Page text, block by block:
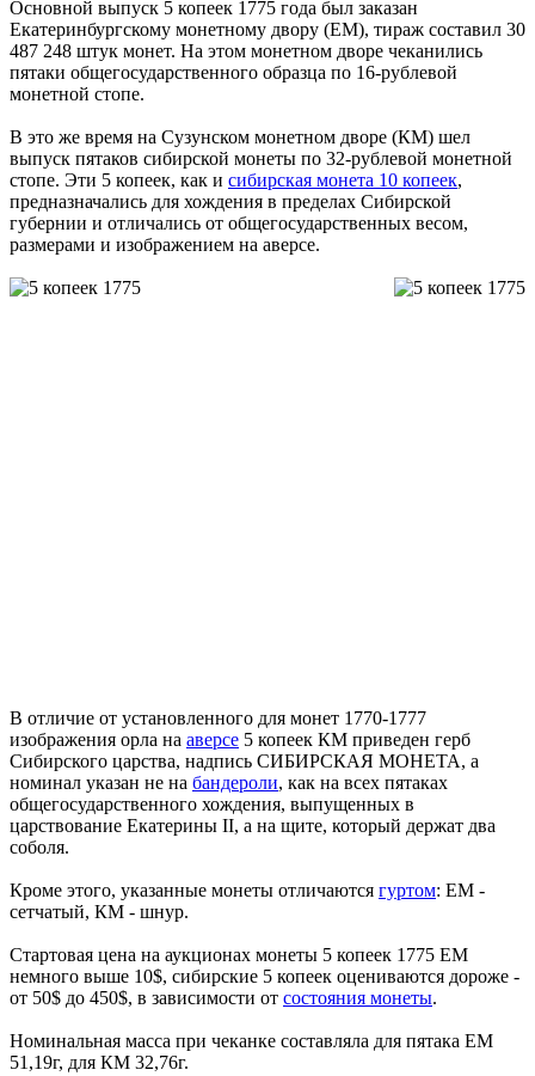
Основной выпуск 5 копеек 1775 года был заказан
Екатеринбургскому монетному двору (ЕМ), тираж составил 30
487 248 штук монет. На этом монетном дворе чеканились
пятаки общегосударственного образца по 16-рублевой
монетной стопе.
В это же время на Сузунском монетном дворе (КМ) шел
выпуск пятаков сибирской монеты по 32-рублевой монетной
стопе. Эти 5 копеек, как и сибирская монета 10 копеек,
предназначались для хождения в пределах Сибирской
губернии и отличались от общегосударственных весом,
размерами и изображением на аверсе.
В отличие от установленного для монет 1770-1777
изображения орла на аверсе 5 копеек КМ приведен герб
Сибирского царства, надпись СИБИРСКАЯ МОНЕТА, а
номинал указан не на бандероли, как на всех пятаках
общегосударственного хождения, выпущенных в
царствование Екатерины II, а на щите, который держат два
соболя.
Кроме этого, указанные монеты отличаются гуртом: ЕМ -
сетчатый, КМ - шнур.
Стартовая цена на аукционах монеты 5 копеек 1775 ЕМ
немного выше 10$, сибирские 5 копеек оцениваются дороже -
от 50$ до 450$, в зависимости от состояния монеты.
Номинальная масса при чеканке составляла для пятака ЕМ
51,19г, для КМ 32,76г.